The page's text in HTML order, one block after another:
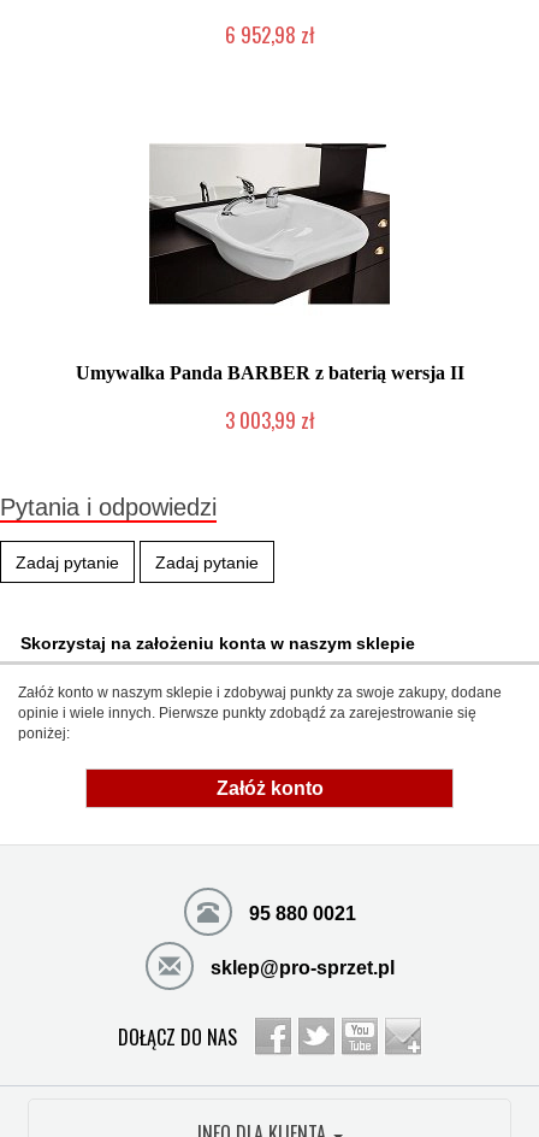
6 952,98 zł
Umywalka Panda BARBER z baterią wersja II
3 003,99 zł
Pytania i odpowiedzi
Zadaj pytanie Zadaj pytanie
Skorzystaj na założeniu konta w naszym sklepie
Załóż konto w naszym sklepie i zdobywaj punkty za swoje zakupy, dodane
opinie i wiele innych. Pierwsze punkty zdobądź za zarejestrowanie się
poniżej:
Załóż konto
95 880 0021
sklep@pro-sprzet.pl
DOŁĄCZ DO NAS